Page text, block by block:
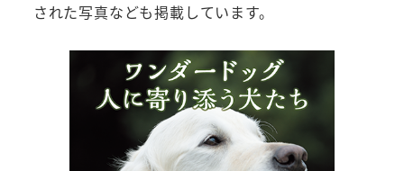
された写真なども掲載しています。